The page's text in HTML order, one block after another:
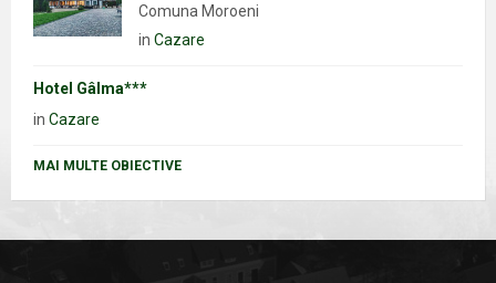
Comuna Moroeni
in Cazare
Hotel Gâlma***
in Cazare
MAI MULTE OBIECTIVE